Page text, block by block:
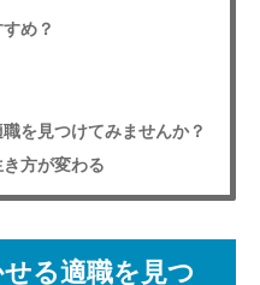
め？
を見つけてみませんか？
方が変わる
る適職を見つ